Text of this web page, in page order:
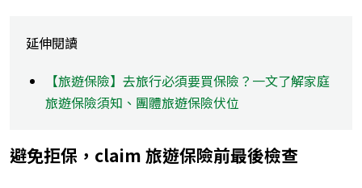
延伸閱讀
【旅遊保險】去旅行必須要買保險？一文了解家庭
旅遊保險須知、團體旅遊保險伏位
避免拒保，claim 旅遊保險前最後檢查